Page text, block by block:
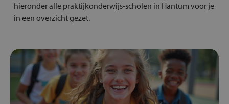
hieronder alle praktijkonderwijs-scholen in Hantum voor je
in een overzicht gezet.